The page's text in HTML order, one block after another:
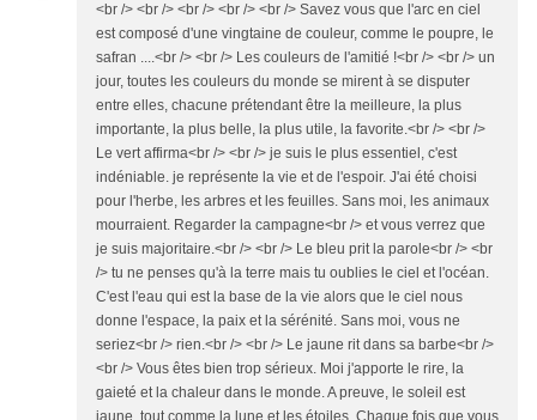
<br /> <br /> <br /> <br /> <br /> Savez vous que l'arc en ciel
est composé d'une vingtaine de couleur, comme le poupre, le
safran ....<br /> <br /> Les couleurs de l'amitié !<br /> <br /> un
jour, toutes les couleurs du monde se mirent à se disputer
entre elles, chacune prétendant être la meilleure, la plus
importante, la plus belle, la plus utile, la favorite.<br /> <br />
Le vert affirma<br /> <br /> je suis le plus essentiel, c'est
indéniable. je représente la vie et de l'espoir. J'ai été choisi
pour l'herbe, les arbres et les feuilles. Sans moi, les animaux
mourraient. Regarder la campagne<br /> et vous verrez que
je suis majoritaire.<br /> <br /> Le bleu prit la parole<br /> <br
/> tu ne penses qu'à la terre mais tu oublies le ciel et l'océan.
C'est l'eau qui est la base de la vie alors que le ciel nous
donne l'espace, la paix et la sérénité. Sans moi, vous ne
seriez<br /> rien.<br /> <br /> Le jaune rit dans sa barbe<br />
<br /> Vous êtes bien trop sérieux. Moi j'apporte le rire, la
gaieté et la chaleur dans le monde. A preuve, le soleil est
jaune, tout comme la lune et les étoiles. Chaque fois que vous